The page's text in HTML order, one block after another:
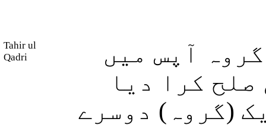
Tahir ul
Qadri
آپس میں
کرا دیا
(گروہ) دوسرے